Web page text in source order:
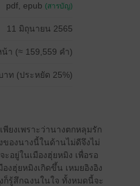
pdf, epub (สารบัญ)
11 มิถุนายน 2565
า (≈ 159,559 คำ)
าท (ประหยัด 25%)
พียงเพราะว่านางตกหลุมรัก
ของนางนี้ในด้านไม่ดีจึงไม่
ะอยู่ในเมืองฮุ่ยหมิง เพื่อรอ
งฮุ่ยหมิงเกิดขึ้น เหมยอิงอิง
ก็รู้สึกฉงนในใจ ทั้งหมดนี้จะ